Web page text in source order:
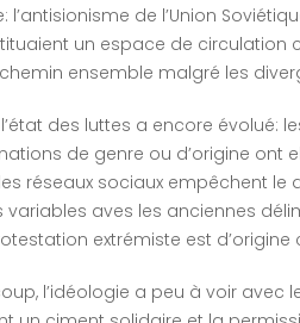
l’antisionisme de l’Union
un espace de
ensemble malgré les
l’état des luttes a encore
de genre ou d’origine ont
réseaux sociaux empêchent le
aves les anciennes
extrémiste est d’origine
l’idéologie a peu à voir avec